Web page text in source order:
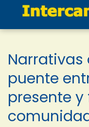
Narrativas
puente
presente